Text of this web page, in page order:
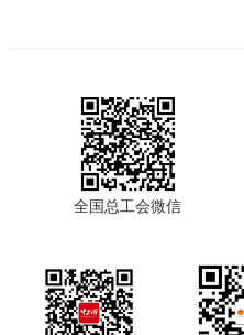
全国总工会微信